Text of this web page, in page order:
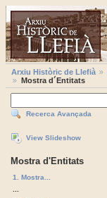
Arxiu Històric de Llefià
Mostra d´Entitats
Recerca Avançada
View Slideshow
Mostra d'Entitats
1. Mostra...